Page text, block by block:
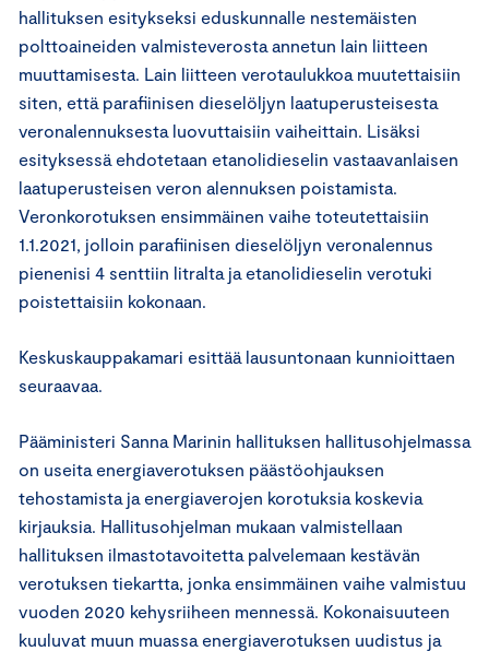
hallituksen esitykseksi eduskunnalle nestemäisten
polttoaineiden valmisteverosta annetun lain liitteen
muuttamisesta. Lain liitteen verotaulukkoa muutettaisiin
siten, että parafiinisen dieselöljyn laatuperusteisesta
veronalennuksesta luovuttaisiin vaiheittain. Lisäksi
esityksessä ehdotetaan etanolidieselin vastaavanlaisen
laatuperusteisen veron alennuksen poistamista.
Veronkorotuksen ensimmäinen vaihe toteutettaisiin
1.1.2021, jolloin parafiinisen dieselöljyn veronalennus
pienenisi 4 senttiin litralta ja etanolidieselin verotuki
poistettaisiin kokonaan.
Keskuskauppakamari esittää lausuntonaan kunnioittaen
seuraavaa.
Pääministeri Sanna Marinin hallituksen hallitusohjelmassa
on useita energiaverotuksen päästöohjauksen
tehostamista ja energiaverojen korotuksia koskevia
kirjauksia. Hallitusohjelman mukaan valmistellaan
hallituksen ilmastotavoitetta palvelemaan kestävän
verotuksen tiekartta, jonka ensimmäinen vaihe valmistuu
vuoden 2020 kehysriiheen mennessä. Kokonaisuuteen
kuuluvat muun muassa energiaverotuksen uudistus ja